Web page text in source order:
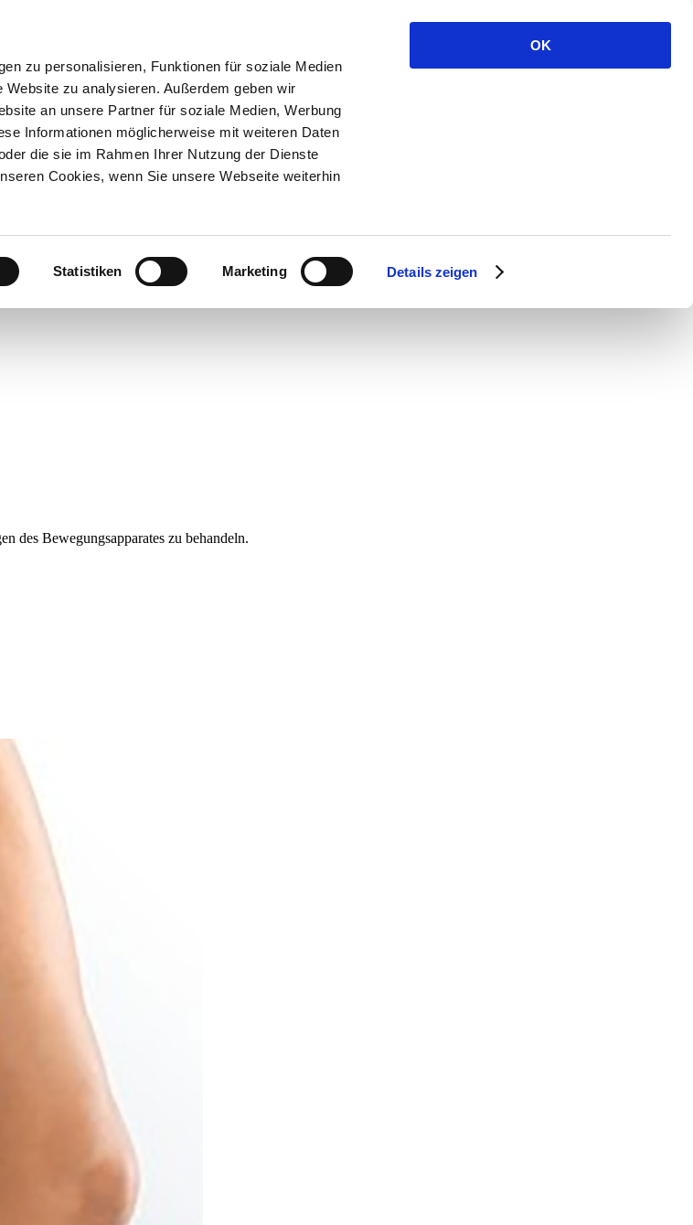
zu personalisieren, Funktionen für soziale Medien
zu analysieren. Außerdem geben wir
an unsere Partner für soziale Medien, Werbung
Informationen möglicherweise mit weiteren Daten
die sie im Rahmen Ihrer Nutzung der Dienste
Cookies, wenn Sie unsere Webseite weiterhin
Statistiken Marketing Details zeigen
OK
des Bewegungsapparates zu behandeln.